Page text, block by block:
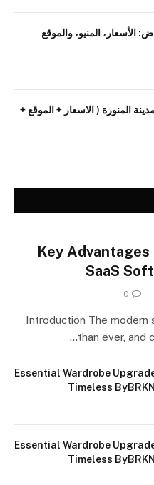
الأسعار، المنيو، والموقع
المنورة ( الاسعار + الموقع +
Key
SaaS
0
Introduction The
than ever, and
Essential Wardrobe
Timeless
Essential Wardrobe
Timeless